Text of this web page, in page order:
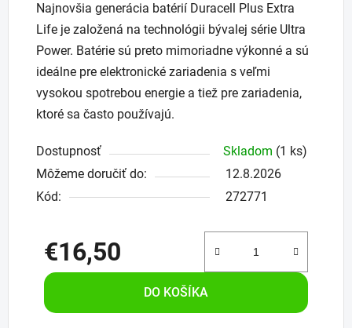
Najnovšia generácia batérií Duracell Plus Extra
Life je založená na technológii bývalej série Ultra
Power. Batérie sú preto mimoriadne výkonné a sú
ideálne pre elektronické zariadenia s veľmi
vysokou spotrebou energie a tiež pre zariadenia,
ktoré sa často používajú.
Dostupnosť Skladom (1 ks)
Môžeme doručiť do:
12.8.2026
Kód:
272771
€16,50
Jednotková cena:
DO KOŠÍKA